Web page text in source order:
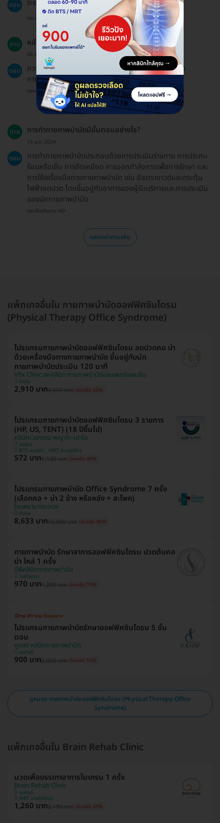
ตอบ ระยะเวลาการให้บริการประมาณ 60 นาที
ตอบโดยทีมงาน HD
ถาม หลังจากทำกายภาพบำบัดควรทำอย่างไร?
06 พ.ย. 2023
ตอบ
ควรออกกำลังกายและยืดกล้ามเนื้อตามคำแนะนำของนัก
กายภาพบำบัด
ตอบโดยทีมงาน HD
ถาม การทำกายภาพบำบัดมีขั้นตอนอย่างไร?
19 ธ.ค. 2024
ตอบ
การทำกายภาพบำบัดประกอบด้วยการประเมินร่างกาย การประคบ
ร้อนหรือเย็น การยืดเหยียด การออกกำลังกายเพื่อการรักษา และ
การใช้เครื่องมือทางกายภาพบำบัด เช่น อัลตราซาวด์และกระตุ้น
ไฟฟ้าลดปวด โดยขึ้นอยู่กับอาการของผู้รับบริการและการประเมิน
ของนักกายภาพบำบัด
ตอบโดยทีมงาน HD
แสดงคำถามเพิ่ม
แพ็กเกจอื่นใน กายภาพบำบัดออฟฟิศซินโดรม
(Physical Therapy Office Syndrome)
โปรแกรมกายภาพบำบัดออฟฟิศซินโดรม ลดปวดคอ บ่า
ด้วยเครื่องมือทางกายภาพบำบัด ขึ้นอยู่กับนัก
กายภาพบำบัดประเมิน 120 นาที
Vfix Clinic สหคลินิก กายภาพบำบัดและแพทย์แผนจีน
บึงกุ่ม
2,910 บาท4,500 บาท ประหยัด 35%
โปรแกรมกายภาพบำบัดออฟฟิศซินโดรม 3 รายการ
(HP, US, TENT) (18 ปีขึ้นไป)
คลินิกเวชกรรม พญาไท-เปาโล
จตุจักร
BTS หมอชิต , MRT สวนจตุจักร
572 บาท1,130 บาท ประหยัด 49%
โปรแกรมกายภาพบำบัด Office Syndrome 7 ครั้ง
(เลือกคอ + บ่า 2 ข้าง หรือหลัง + สะโพก)
โรงพยาบาลนวเวช
บึงกุ่ม
8,633 บาท15,900 บาท ประหยัด 46%
กายภาพบำบัด รักษาอาการออฟฟิศซินโดรม ปวดต้นคอ
บ่า ไหล่ 1 ครั้ง
บีพีคลินิกกายภาพบำบัด
ฉะเชิงเทรา
970 บาท1,200 บาท ประหยัด 19%
โปรแกรมกายภาพบำบัดรักษาออฟฟิศซินโดรม 5 ขั้น
ตอน
ยูแฮป คลินิกกายภาพบำบัด
นนทบุรี
900 บาท2,020 บาท ประหยัด 55%
ดูหมวด กายภาพบำบัดออฟฟิศซินโดรม (Physical Therapy Office
Syndrome)
แพ็กเกจอื่นใน Brain Rehab Clinic
นวดเพื่อบรรเทาอาการไมเกรน 1 ครั้ง
Brain Rehab Clinic
นนทบุรี
MRT บางรักใหญ่
1,260 บาท2,199 บาท ประหยัด 43%